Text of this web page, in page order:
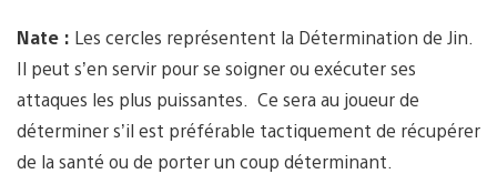
Nate : Les cercles représentent la Détermination de Jin.
Il peut s’en servir pour se soigner ou exécuter ses
attaques les plus puissantes. Ce sera au joueur de
déterminer s’il est préférable tactiquement de récupérer
de la santé ou de porter un coup déterminant.